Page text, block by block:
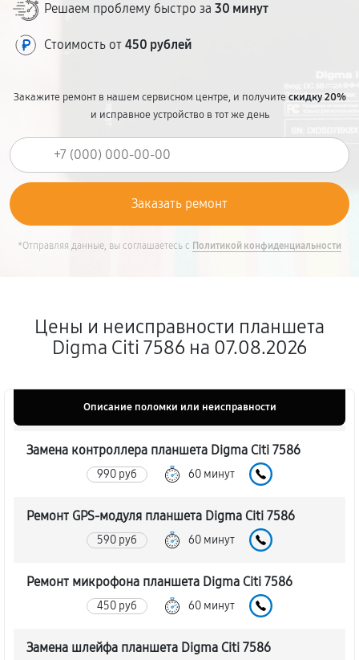
Решаем проблему быстро за 30 минут
Стоимость от 450 рублей
Закажите ремонт в нашем сервисном центре, и получитескидку 20%
и исправное устройство в тот же день
*Отправляя данные, вы соглашаетесь с Политикой конфиденциальности
Цены и неисправности планшета
Digma Citi 7586 на 07.08.2026
Описание поломки или неисправности
Замена контроллера планшета Digma Citi 7586
990 руб 60 минут
Ремонт GPS-модуля планшета Digma Citi 7586
590 руб 60 минут
Ремонт микрофона планшета Digma Citi 7586
450 руб 60 минут
Замена шлейфа планшета Digma Citi 7586